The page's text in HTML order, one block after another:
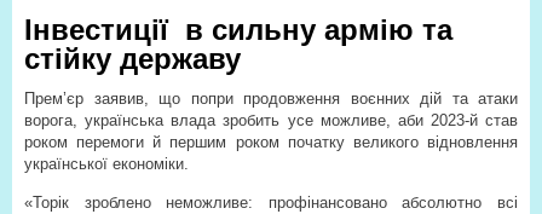
Інвестиції в сильну армію та
стійку державу
Прем’єр заявив, що попри продовження воєнних дій та атаки
ворога, українська влада зробить усе можливе, аби 2023-й став
роком перемоги й першим роком початку великого відновлення
української економіки.
«Торік зроблено неможливе: профінансовано абсолютно всі